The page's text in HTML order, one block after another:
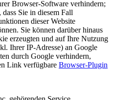
Browser-Software verhindern;
Sie in diesem Fall
dieser Website
Sie können darüber hinaus
erzeugten und auf Ihre Nutzung
Ihrer IP-Adresse) an Google
durch Google verhindern,
Link verfügbare Browser-Plugin